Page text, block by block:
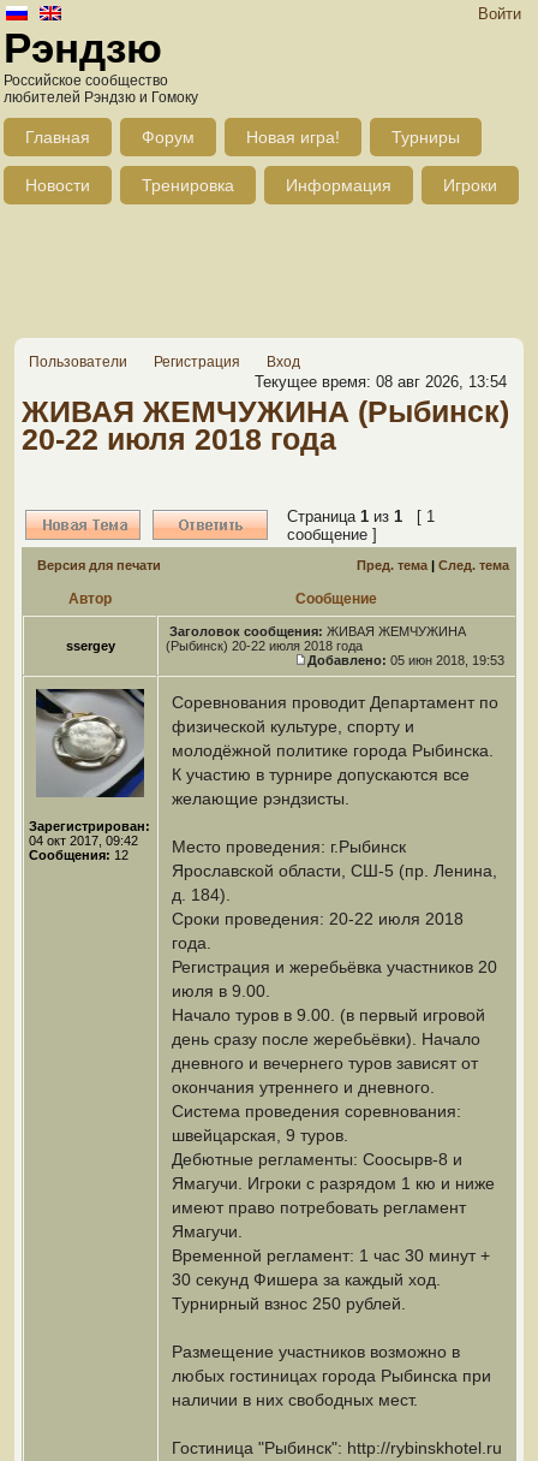
Войти
Рэндзю
Российское сообщество
любителей Рэндзю и Гомоку
Главная Форум Новая игра! Турниры
Новости Тренировка Информация Игроки
Пользователи Регистрация Вход
Текущее время: 08 авг 2026, 13:54
ЖИВАЯ ЖЕМЧУЖИНА (Рыбинск)
20-22 июля 2018 года
Страница 1 из 1 [ 1
сообщение ]
Версия для печати Пред. тема | След. тема
Автор Сообщение
ssergey
Заголовок сообщения: ЖИВАЯ ЖЕМЧУЖИНА
(Рыбинск) 20-22 июля 2018 года
Добавлено: 05 июн 2018, 19:53
Зарегистрирован:
04 окт 2017, 09:42
Сообщения: 12
Соревнования проводит Департамент по
физической культуре, спорту и
молодёжной политике города Рыбинска.
К участию в турнире допускаются все
желающие рэндзисты.
Место проведения: г.Рыбинск
Ярославской области, СШ-5 (пр. Ленина,
д. 184).
Сроки проведения: 20-22 июля 2018
года.
Регистрация и жеребьёвка участников 20
июля в 9.00.
Начало туров в 9.00. (в первый игровой
день сразу после жеребьёвки). Начало
дневного и вечернего туров зависят от
окончания утреннего и дневного.
Система проведения соревнования:
швейцарская, 9 туров.
Дебютные регламенты: Соосырв-8 и
Ямагучи. Игроки с разрядом 1 кю и ниже
имеют право потребовать регламент
Ямагучи.
Временной регламент: 1 час 30 минут +
30 секунд Фишера за каждый ход.
Турнирный взнос 250 рублей.
Размещение участников возможно в
любых гостиницах города Рыбинска при
наличии в них свободных мест.
Гостиница "Рыбинск": http://rybinskhotel.ru